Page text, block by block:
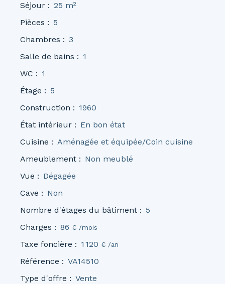
Séjour : 25 m²
Pièces : 5
Chambres : 3
Salle de bains : 1
WC : 1
Étage : 5
Construction : 1960
État intérieur : En bon état
Cuisine : Aménagée et équipée/Coin cuisine
Ameublement : Non meublé
Vue : Dégagée
Cave : Non
Nombre d'étages du bâtiment : 5
Charges : 86 € /mois
Taxe foncière : 1 120 € /an
Référence : VA14510
Type d'offre : Vente